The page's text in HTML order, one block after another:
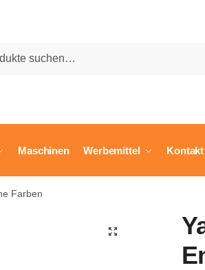
Maschinen Werbemittel Kontakt
Farben
🔍